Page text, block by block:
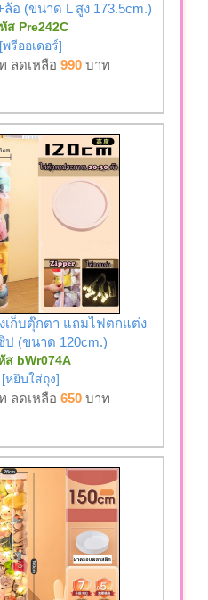
อ (ขนาด L สูง 173.5cm.)
ส Pre242C
[พรีออเดอร์]
ลดเหลือ990 บาท
เก็บตุ๊กตา แถมไฟตกแต่ง
(ขนาด 120cm.)
ส bWr074A
[หยิบใส่ถุง]
ลดเหลือ650 บาท